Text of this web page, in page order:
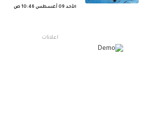
الأحد 09 أغسطس 10:46 ص
اعلانات